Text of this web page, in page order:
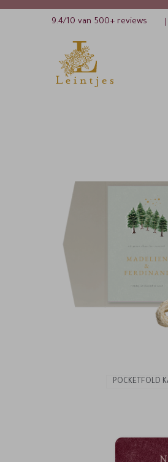
9.4/10 van 500+ reviews
POCKETFOLD